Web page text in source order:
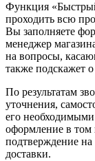
Функция
проходить всю
Вы заполняете
менеджер
на вопросы,
также подскажет
По результатам
уточнения,
его
оформление в том
подтверждение
доставки.